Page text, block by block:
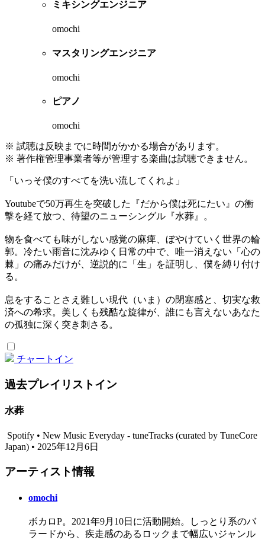
ミキシングエンジニア
omochi
マスタリングエンジニア
omochi
ピアノ
omochi
※ 試聴は反映までに時間がかかる場合があります。
※ 著作権管理事業者等が管理する楽曲は試聴できません。
「いっそ僕のすべてを洗い流してくれよ」
Youtubeで50万再生を突破した『だから僕は死にたい』の衝
撃を経て放つ、待望のニューシングル『水葬』。
物を食べても味がしない感覚の麻痺、ぼやけていく世界の輪
郭。冷たい雨音に沈みゆく日常の中で、唯一消えない「心の
棘」の痛みだけが、逆説的に「生」を証明し、僕を縛り付け
る。
息をすることさえ難しい現代（いま）の閉塞感と、切実な救
済への希求。美しくも残酷な旋律が、誰にも言えないあなた
の孤独に深く突き刺さる。
チャートイン
過去プレイリストイン
水葬
Spotify • New Music Everyday - tuneTracks (curated by TuneCore
Japan) • 2025年12月6日
アーティスト情報
omochi
ボカロP。2021年9月10日に活動開始。しっとり系のバ
ラードから、疾走感のあるロックまで幅広いジャンル